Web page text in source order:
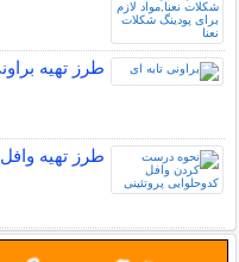
طرز تهیه
طرز تهیه